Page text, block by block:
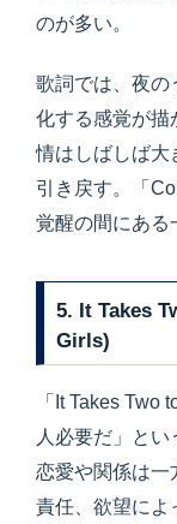
のが多い。
歌詞では、夜の
化する感覚が描
情はしばしば大
引き戻す。「
覚醒の間にある
5. It Takes
Girls)
「It Takes Two
人必要だ」とい
恋愛や関係は一
責任、欲望によ